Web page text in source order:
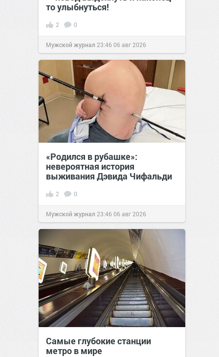
то улыбнуться!
2 0
Мужской журнал 23:4606 авг 2026
«Родился в рубашке»:
невероятная история
выживания Дэвида Чифальди
2 0
Мужской журнал 23:4606 авг 2026
Самые глубокие станции
метро в мире